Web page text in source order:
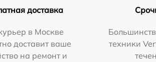
доставка
в Москве
доставит ваше
на ремонт и
техники